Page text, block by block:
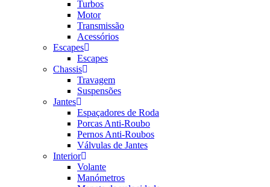
Turbos
Motor
Transmissão
Acessórios
Escapes
Escapes
Chassis
Travagem
Suspensões
Jantes
Espaçadores de Roda
Porcas Anti-Roubo
Pernos Anti-Roubos
Válvulas de Jantes
Interior
Volante
Manómetros